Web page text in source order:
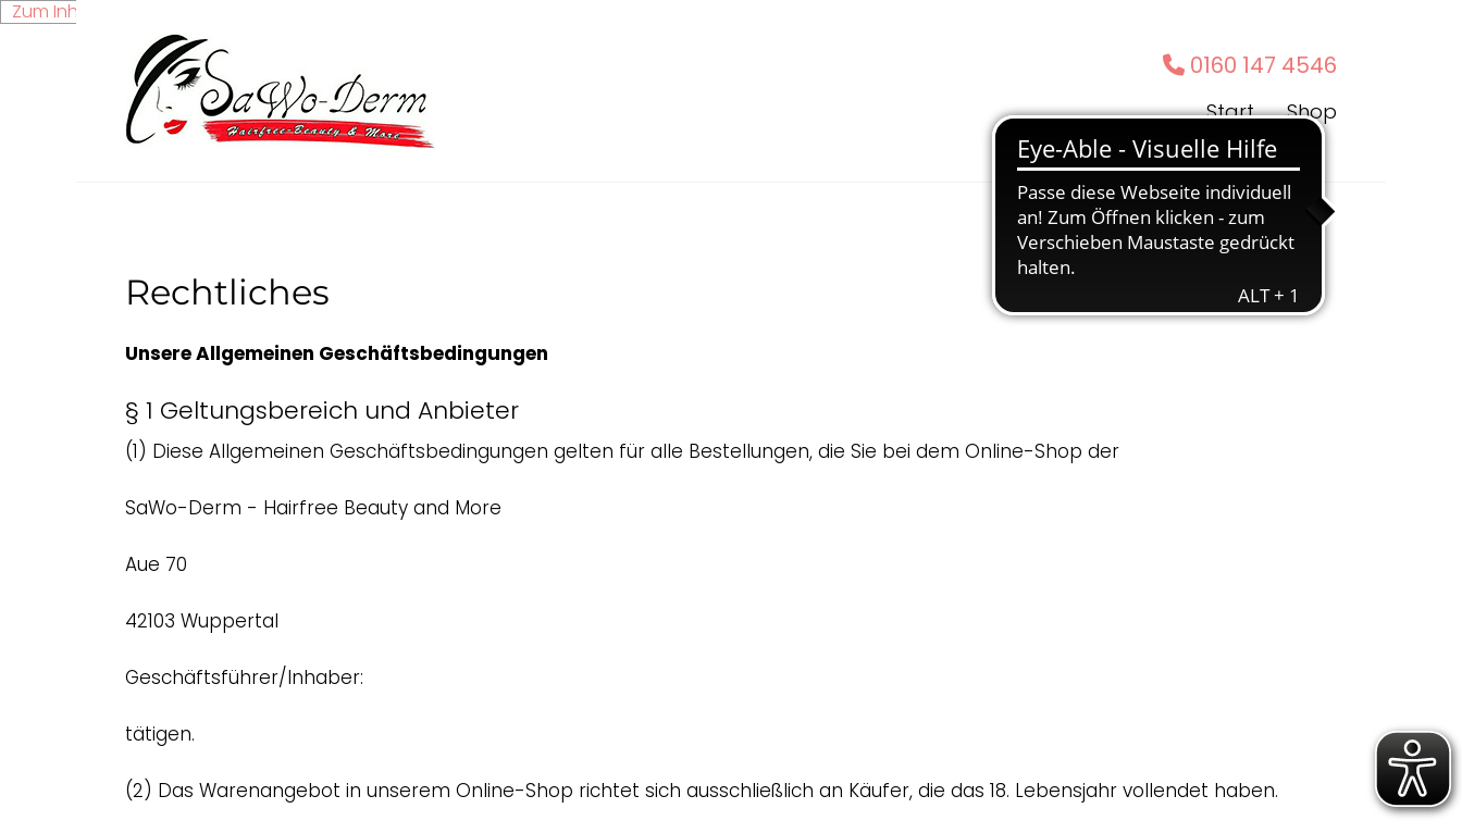
Zum Inhalt springen
 0160 147 4546
Start Shop
Rechtliches
Unsere Allgemeinen Geschäftsbedingungen
§ 1 Geltungsbereich und Anbieter
(1) Diese Allgemeinen Geschäftsbedingungen gelten für alle Bestellungen, die Sie bei dem Online-Shop der
SaWo-Derm - Hairfree Beauty and More
Aue 70
42103 Wuppertal
Geschäftsführer/Inhaber:
tätigen.
(2) Das Warenangebot in unserem Online-Shop richtet sich ausschließlich an Käufer, die das 18. Lebensjahr vollendet haben.